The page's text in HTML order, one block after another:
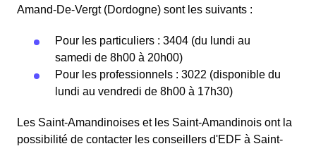
Amand-De-Vergt (Dordogne) sont les suivants :
Pour les particuliers : 3404 (du lundi au
samedi de 8h00 à 20h00)
Pour les professionnels : 3022 (disponible du
lundi au vendredi de 8h00 à 17h30)
Les Saint-Amandinoises et les Saint-Amandinois ont la
possibilité de contacter les conseillers d'EDF à Saint-